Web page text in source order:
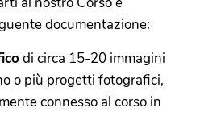
documentazione:
di circa 15-20 immagini
o più progetti fotografici,
connesso al corso in